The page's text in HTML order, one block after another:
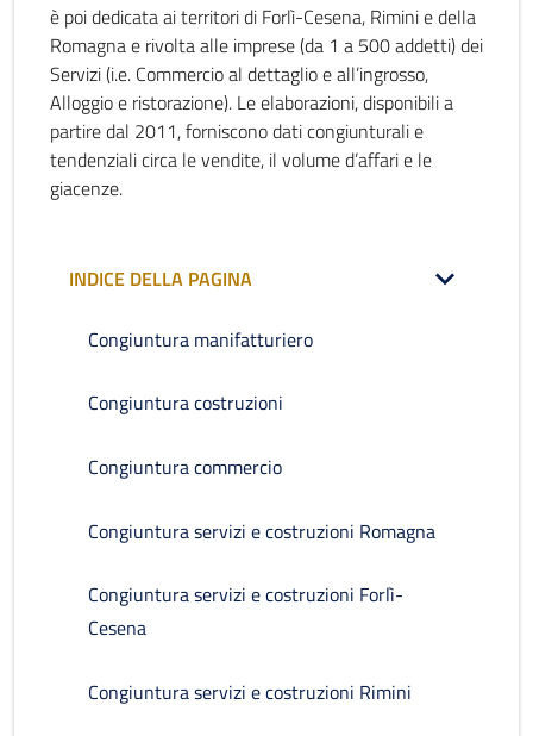
è poi dedicata ai territori di Forlì-Cesena, Rimini e della
Romagna e rivolta alle imprese (da 1 a 500 addetti) dei
Servizi (i.e. Commercio al dettaglio e all’ingrosso,
Alloggio e ristorazione). Le elaborazioni, disponibili a
partire dal 2011, forniscono dati congiunturali e
tendenziali circa le vendite, il volume d’affari e le
giacenze.
INDICE DELLA PAGINA
Congiuntura manifatturiero
Congiuntura costruzioni
Congiuntura commercio
Congiuntura servizi e costruzioni Romagna
Congiuntura servizi e costruzioni Forlì-
Cesena
Congiuntura servizi e costruzioni Rimini